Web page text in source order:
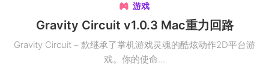
 游戏
Gravity Circuit v1.0.3 Mac重力回路
Gravity Circuit – 款继承了掌机游戏灵魂的酷炫动作2D平台游
戏。你的使命...